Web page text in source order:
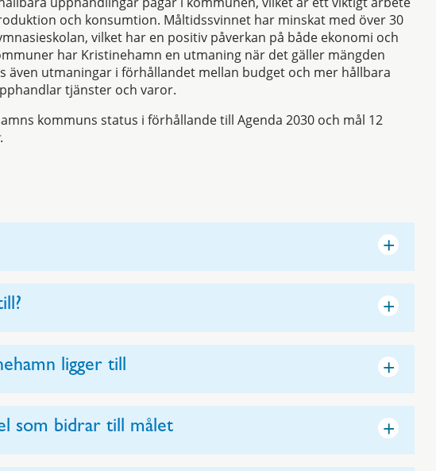
och konsumtion. Måltidssvinnet har minskat med över 30
vilket har en positiv påverkan på både ekonomi och
har Kristinehamn en utmaning när det gäller mängden
även utmaningar i förhållandet mellan budget och mer hållbara
tjänster och varor.
kommuns status i förhållande till Agenda 2030 och mål 12
.
+
+
ligger till +
som bidrar till målet +